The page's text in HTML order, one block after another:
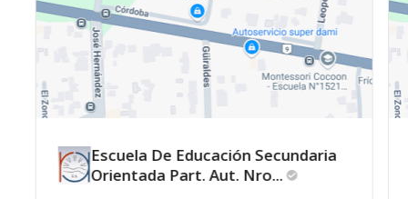
Escuela De Educación Secundaria
Orientada Part. Aut. Nro...